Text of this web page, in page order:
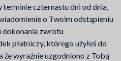
terminie czternastu dni od dnia,
o Twoim odstąpieniu
dokonania zwrotu
płatniczy, którego użyłeś do
wyraźnie uzgodniono z Tobą